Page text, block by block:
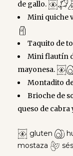
de gallo.
Mini quiche
Taquito de
Mini flautín
mayonesa.
Montadito
Brioche de
queso de cabra
gluten
mostaza